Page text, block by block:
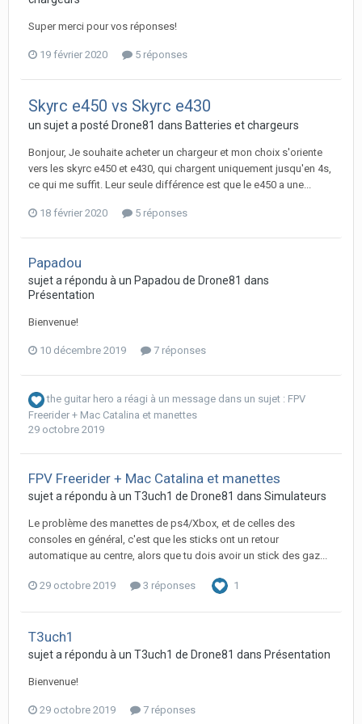
Super merci pour vos réponses!
19 février 2020 5 réponses
Skyrc e450 vs Skyrc e430
un sujet a posté Drone81 dans Batteries et chargeurs
Bonjour, Je souhaite acheter un chargeur et mon choix s'oriente
vers les skyrc e450 et e430, qui chargent uniquement jusqu'en 4s,
ce qui me suffit. Leur seule différence est que le e450 a une...
18 février 2020 5 réponses
Papadou
sujet a répondu à un Papadou de Drone81 dans
Présentation
Bienvenue!
10 décembre 2019 7 réponses
the guitar hero a réagi à un message dans un sujet : FPV
Freerider + Mac Catalina et manettes
29 octobre 2019
FPV Freerider + Mac Catalina et manettes
sujet a répondu à un T3uch1 de Drone81 dans Simulateurs
Le problème des manettes de ps4/Xbox, et de celles des
consoles en général, c'est que les sticks ont un retour
automatique au centre, alors que tu dois avoir un stick des gaz...
29 octobre 2019 3 réponses 1
T3uch1
sujet a répondu à un T3uch1 de Drone81 dans Présentation
Bienvenue!
29 octobre 2019 7 réponses